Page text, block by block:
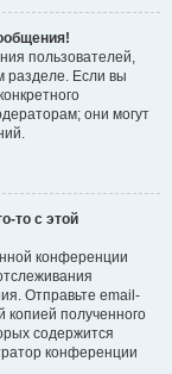
пользователей,
разделе. Если вы
они могут
то с этой
конференции
Отправьте email-
полученного
содержится
конференции